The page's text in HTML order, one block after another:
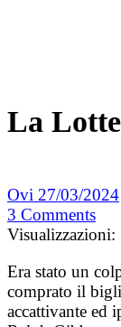
La
Ovi 27/03/2024
3 Comments
Visualizzazioni:
Era stato un
comprato il
accattivante ed